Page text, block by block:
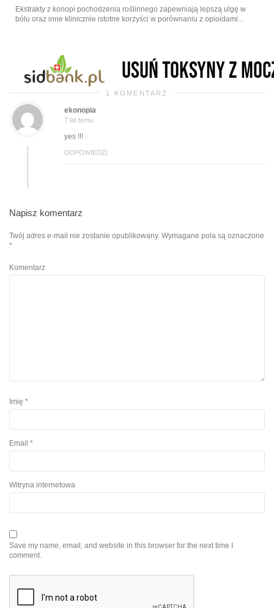
Ekstrakty z konopi pochodzenia roślinnego zapewniają lepszą ulgę w
bólu oraz inne klinicznie istotne korzyści w porównaniu z opioidami...
1 KOMENTARZ
ekonopia
7 lat temu
yes !!!
ODPOWIEDZI
Napisz komentarz
Twój adres e-mail nie zostanie opublikowany. Wymagane pola są oznaczone
*
Komentarz
Imię *
Email *
Witryna internetowa
Save my name, email, and website in this browser for the next time I
comment.